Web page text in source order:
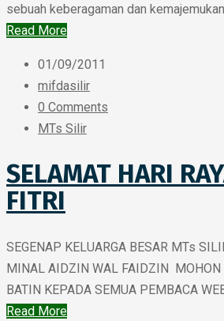
sebuah keberagaman dan
Read More
01/09/2011
mifdasilir
0 Comments
MTs Silir
SELAMAT HARI
FITRI
SEGENAP KELUARGA BESAR MTs
MINAL AIDZIN WAL FAIDZIN MOHON
BATIN KEPADA SEMUA PEMBACA
Read More